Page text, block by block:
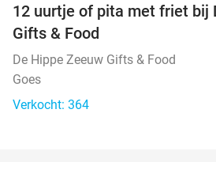
12 uurtje of pita met friet bij
Gifts & Food
De Hippe Zeeuw Gifts & Food
Goes
Verkocht: 364